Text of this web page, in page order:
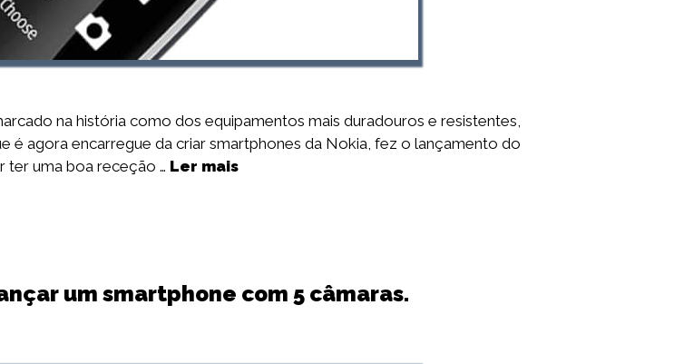
na história como dos equipamentos mais duradouros e resistentes,
é agora encarregue da criar smartphones da Nokia, fez o lançamento do
ter uma boa receção … Ler mais
um smartphone com 5 câmaras.